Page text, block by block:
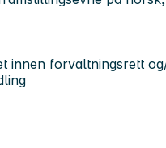
innen forvaltningsrett